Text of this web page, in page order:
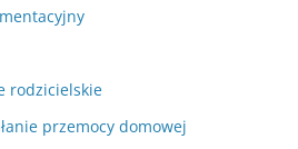
rodzicielskie
przemocy domowej